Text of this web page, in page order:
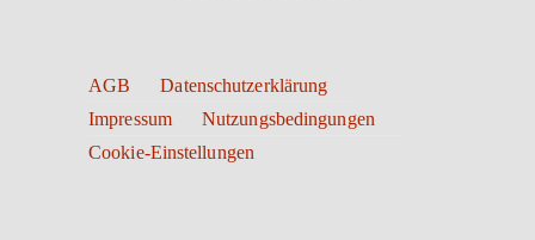
AGB
Datenschutzerklärung
Impressum
Nutzungsbedingungen
Cookie-Einstellungen